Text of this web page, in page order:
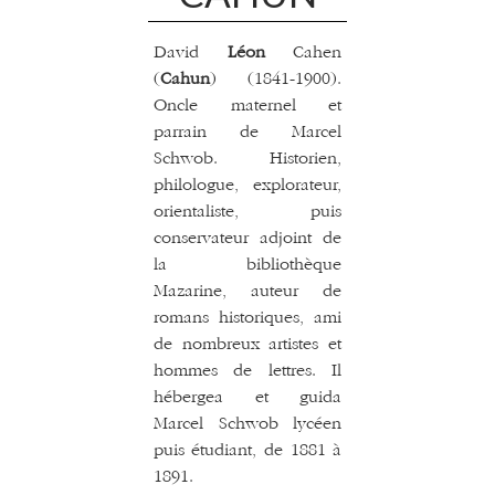
David LéonCahen
(Cahun) (1841-1900).
Oncle maternel et
parrain de Marcel
Schwob. Historien,
philologue, explorateur,
orientaliste, puis
conservateur adjoint de
la bibliothèque
Mazarine, auteur de
romans historiques, ami
de nombreux artistes et
hommes de lettres. Il
hébergea et guida
Marcel Schwob lycéen
puis étudiant, de 1881 à
1891.